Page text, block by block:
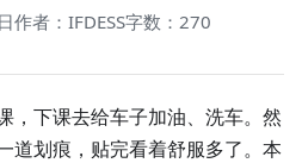
作者：IFDESS字数：270
，下课去给车子加油、洗车。然
道划痕，贴完看着舒服多了。本